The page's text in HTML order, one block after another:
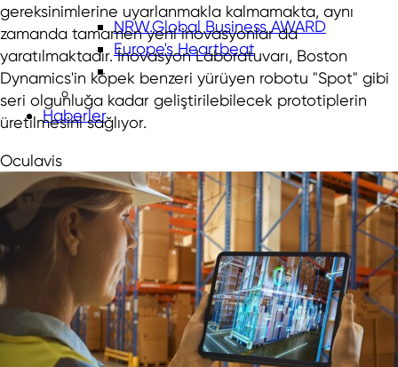
NRW.Global Business AWARD
Europe's Heartbeat
Haberler
gereksinimlerine uyarlanmakla kalmamakta, aynı
zamanda tamamen yeni inovasyonlar da
yaratılmaktadır. İnovasyon Laboratuvarı, Boston
Dynamics'in köpek benzeri yürüyen robotu "Spot" gibi
seri olgunluğa kadar geliştirilebilecek prototiplerin
üretilmesini sağlıyor.
Oculavis